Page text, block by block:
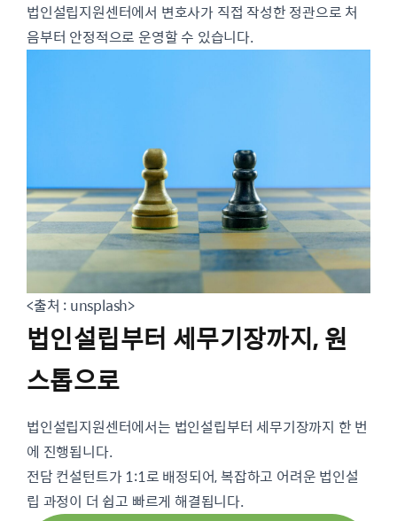
법인설립지원센터에서 변호사가 직접 작성한 정관으로 처
음부터 안정적으로 운영할 수 있습니다.
<출처 : unsplash>
법인설립부터 세무기장까지, 원
스톱으로
법인설립지원센터에서는 법인설립부터 세무기장까지 한 번
에 진행됩니다.
전담 컨설턴트가 1:1로 배정되어, 복잡하고 어려운 법인설
립 과정이 더 쉽고 빠르게 해결됩니다.